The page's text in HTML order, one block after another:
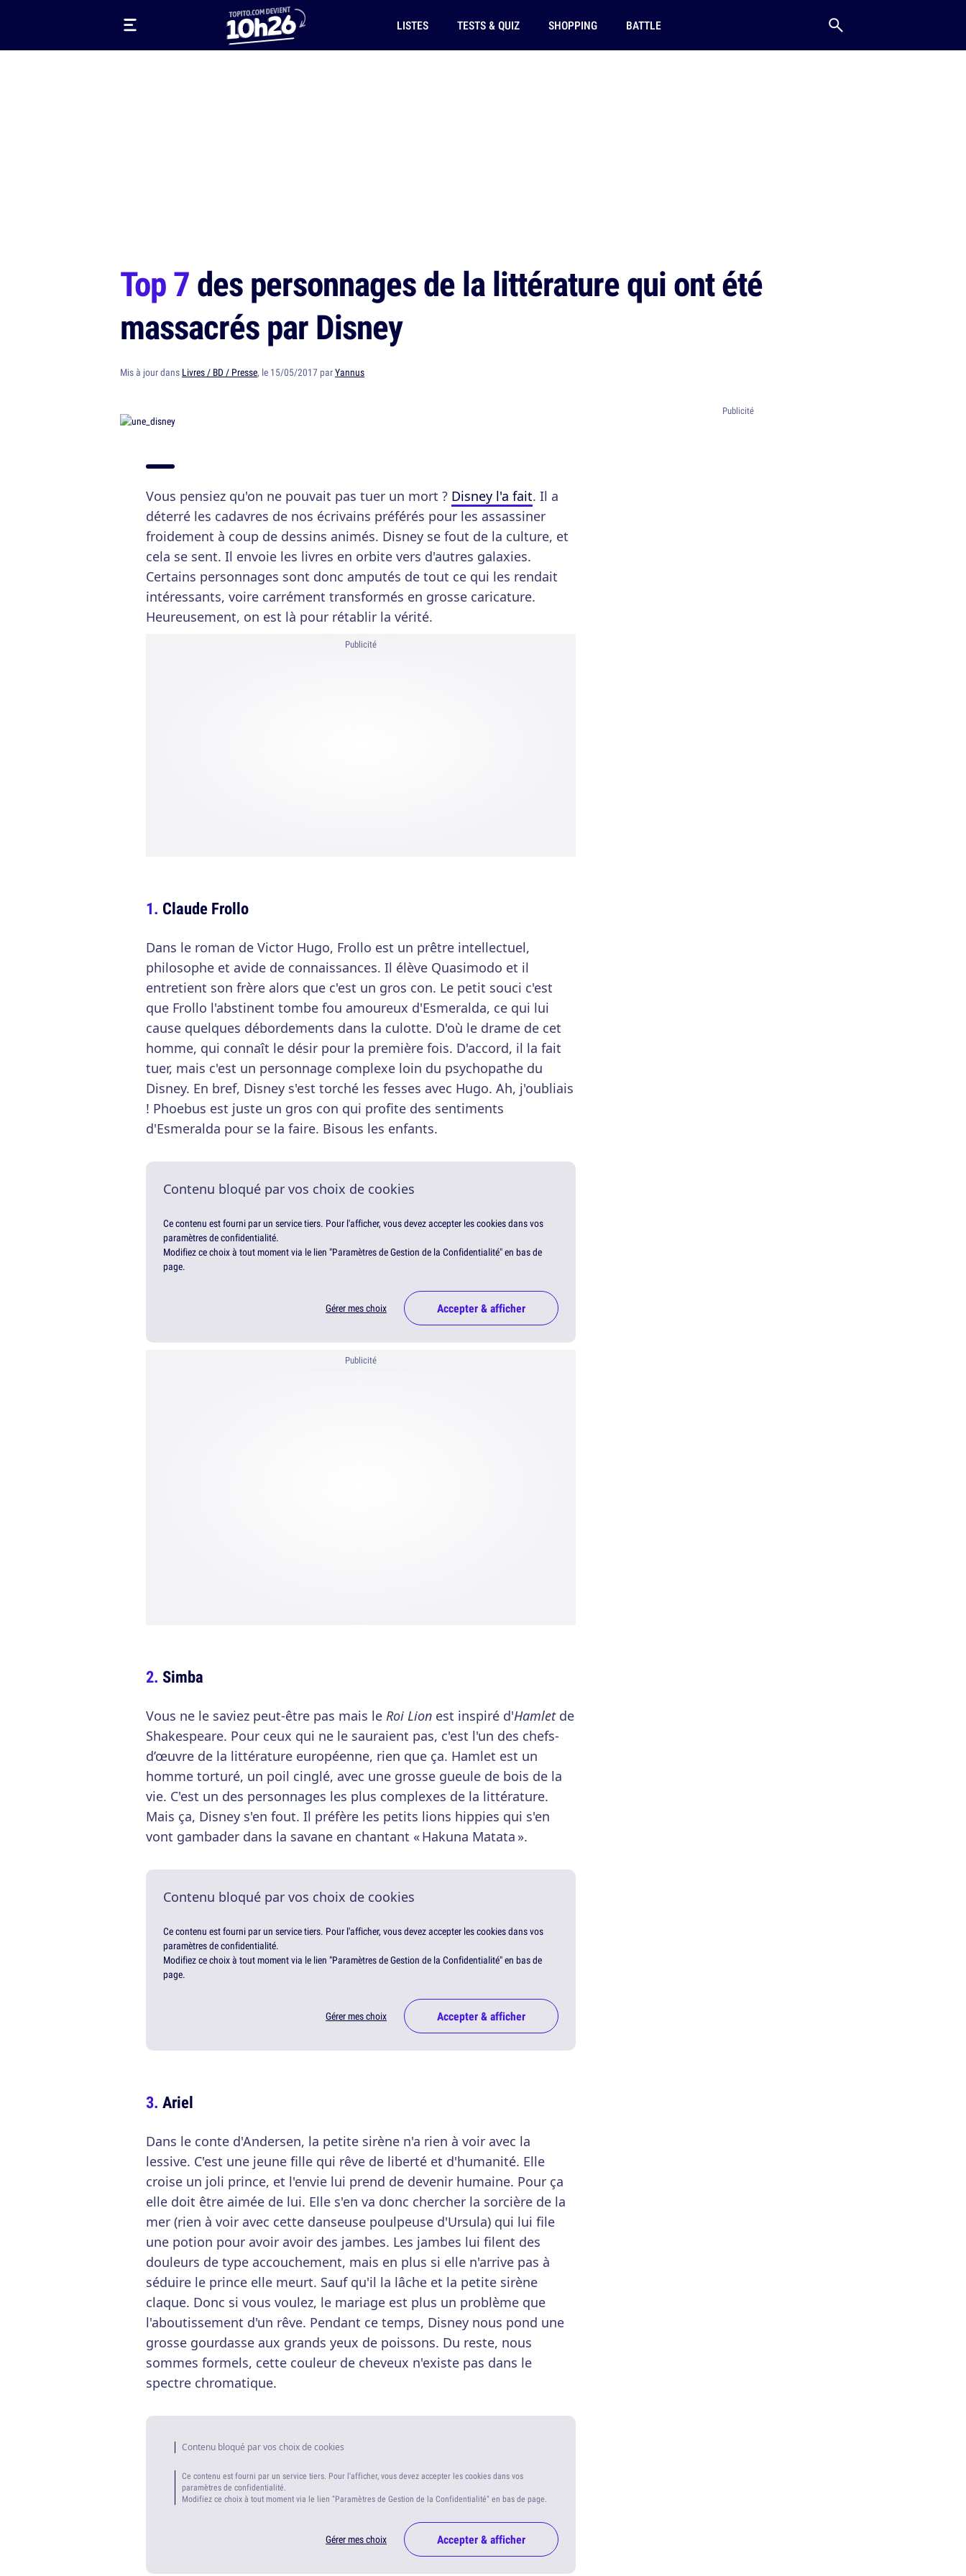
LISTES TESTS & QUIZ SHOPPING BATTLE
Top 7des personnages de la littérature qui ont été
massacrés par Disney
Mis à jour dans Livres / BD / Presse, le 15/05/2017 parYannus
Vous pensiez qu'on ne pouvait pas tuer un mort ? Disney l'a fait. Il a
déterré les cadavres de nos écrivains préférés pour les assassiner
froidement à coup de dessins animés. Disney se fout de la culture, et
cela se sent. Il envoie les livres en orbite vers d'autres galaxies.
Certains personnages sont donc amputés de tout ce qui les rendait
intéressants, voire carrément transformés en grosse caricature.
Heureusement, on est là pour rétablir la vérité.
Publicité
Claude Frollo
Dans le roman de Victor Hugo, Frollo est un prêtre intellectuel,
philosophe et avide de connaissances. Il élève Quasimodo et il
entretient son frère alors que c'est un gros con. Le petit souci c'est
que Frollo l'abstinent tombe fou amoureux d'Esmeralda, ce qui lui
cause quelques débordements dans la culotte. D'où le drame de cet
homme, qui connaît le désir pour la première fois. D'accord, il la fait
tuer, mais c'est un personnage complexe loin du psychopathe du
Disney. En bref, Disney s'est torché les fesses avec Hugo. Ah, j'oubliais
! Phoebus est juste un gros con qui profite des sentiments
d'Esmeralda pour se la faire. Bisous les enfants.
Contenu bloqué par vos choix de cookies
Ce contenu est fourni par un service tiers. Pour l'afficher, vous devez accepter les cookies dans vos
paramètres de confidentialité.
Modifiez ce choix à tout moment via le lien "Paramètres de Gestion de la Confidentialité" en bas de
page.
Gérer mes choix Accepter & afficher
Publicité
Simba
Vous ne le saviez peut-être pas mais le Roi Lion est inspiré d'Hamletde
Shakespeare. Pour ceux qui ne le sauraient pas, c'est l'un des chefs-
d’œuvre de la littérature européenne, rien que ça. Hamlet est un
homme torturé, un poil cinglé, avec une grosse gueule de bois de la
vie. C'est un des personnages les plus complexes de la littérature.
Mais ça, Disney s'en fout. Il préfère les petits lions hippies qui s'en
vont gambader dans la savane en chantant « Hakuna Matata ».
Contenu bloqué par vos choix de cookies
Ce contenu est fourni par un service tiers. Pour l'afficher, vous devez accepter les cookies dans vos
paramètres de confidentialité.
Modifiez ce choix à tout moment via le lien "Paramètres de Gestion de la Confidentialité" en bas de
page.
Gérer mes choix Accepter & afficher
Ariel
Dans le conte d'Andersen, la petite sirène n'a rien à voir avec la
lessive. C'est une jeune fille qui rêve de liberté et d'humanité. Elle
croise un joli prince, et l'envie lui prend de devenir humaine. Pour ça
elle doit être aimée de lui. Elle s'en va donc chercher la sorcière de la
mer (rien à voir avec cette danseuse poulpeuse d'Ursula) qui lui file
une potion pour avoir avoir des jambes. Les jambes lui filent des
douleurs de type accouchement, mais en plus si elle n'arrive pas à
séduire le prince elle meurt. Sauf qu'il la lâche et la petite sirène
claque. Donc si vous voulez, le mariage est plus un problème que
l'aboutissement d'un rêve. Pendant ce temps, Disney nous pond une
grosse gourdasse aux grands yeux de poissons. Du reste, nous
sommes formels, cette couleur de cheveux n'existe pas dans le
spectre chromatique.
Contenu bloqué par vos choix de cookies
Ce contenu est fourni par un service tiers. Pour l'afficher, vous devez accepter les cookies dans vos
paramètres de confidentialité.
Modifiez ce choix à tout moment via le lien "Paramètres de Gestion de la Confidentialité" en bas de page.
Gérer mes choix Accepter & afficher